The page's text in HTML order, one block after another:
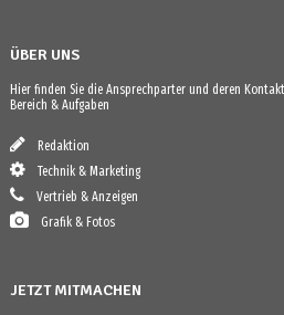
ÜBER UNS
Hier finden Sie die Ansprechparter und deren
Bereich & Aufgaben
Redaktion
Technik & Marketing
Vertrieb & Anzeigen
Grafik & Fotos
JETZT MITMACHEN